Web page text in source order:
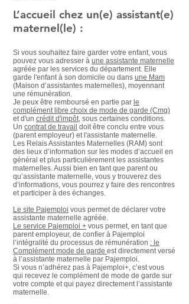
L’accueil chez un(e) assistant(e)
maternel(le) :
Si vous souhaitez faire garder votre enfant, vous
pouvez vous adresser à une assistante maternelle
agréée par les services du département. Elle
garde l'enfant à son domicile ou dans une Mam
(Maison d’assistantes maternelles), moyennant
une rémunération.
Je peux être remboursé en partie par le
complément libre choix de mode de garde (Cmg)
et d'un crédit d'impôt, sous certaines conditions.
Un contrat de travail doit être conclu entre vous
(parent employeur) et l'assistante maternelle.
Les Relais Assistantes Maternelles (RAM) sont
des lieux d’information sur les modes d’accueil en
général et plus particulièrement les assistantes
maternelles. Aussi bien en tant que parent ou
qu’assistante maternelle, vous y trouverez des
d’informations, vous pourrez y faire des rencontres
et participer à des échanges.
Le site Pajemploi vous permet de déclarer votre
assistante maternelle agréée.
Le service Pajemploi + vous permet, en tant que
parent employeur, de confier à Pajemploi
l’intégralité du processus de rémunération : le
Complément mode de garde est directement versé
à l’assistante maternelle par Pajemploi.
Si vous n’adhérez pas à Pajemploi+, c’est vous
qui recevez le complément de mode de garde sur
votre compte et qui payez directement l’assistante
maternelle.